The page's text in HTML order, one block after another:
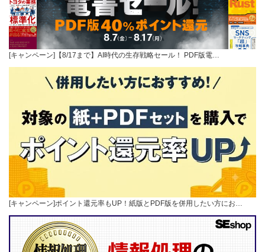
[キャンペーン]【8/17まで】AI時代の生存戦略セール！ PDF版電…
[キャンペーン]ポイント還元率もUP！紙版とPDF版を併用したい方にお…